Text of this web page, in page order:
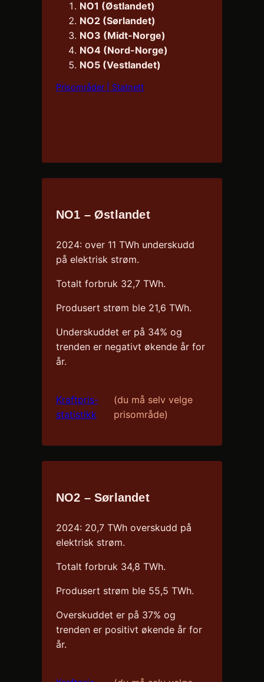
NO1 (Østlandet)
NO2 (Sørlandet)
NO3 (Midt-Norge)
NO4 (Nord-Norge)
NO5 (Vestlandet)
Prisområder | Statnett
NO1 – Østlandet
2024: over 11 TWh underskudd
på elektrisk strøm.
Totalt forbruk 32,7 TWh.
Produsert strøm ble 21,6 TWh.
Underskuddet er på 34% og
trenden er negativt økende år for
år.
Kraftpris-
statistikk
(du må selv velge
prisområde)
NO2 – Sørlandet
2024: 20,7 TWh overskudd på
elektrisk strøm.
Totalt forbruk 34,8 TWh.
Produsert strøm ble 55,5 TWh.
Overskuddet er på 37% og
trenden er positivt økende år for
år.